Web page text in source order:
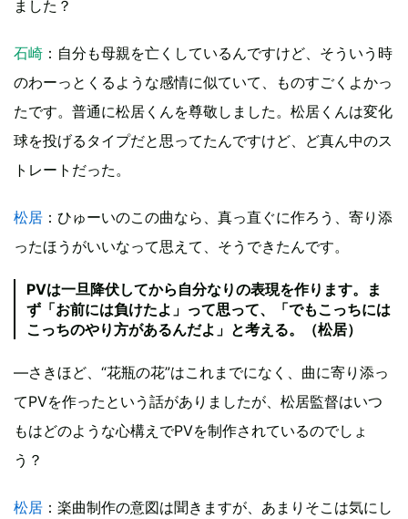
ました？
石崎 ：自分も母親を亡くしているんですけど、そういう時
のわーっとくるような感情に似ていて、ものすごくよかっ
たです。普通に松居くんを尊敬しました。松居くんは変化
球を投げるタイプだと思ってたんですけど、ど真ん中のス
トレートだった。
松居 ：ひゅーいのこの曲なら、真っ直ぐに作ろう、寄り添
ったほうがいいなって思えて、そうできたんです。
PVは一旦降伏してから自分なりの表現を作ります。ま
ず「お前には負けたよ」って思って、「でもこっちには
こっちのやり方があるんだよ」と考える。（松居）
―さきほど、“花瓶の花”はこれまでになく、曲に寄り添っ
てPVを作ったという話がありましたが、松居監督はいつ
もはどのような心構えでPVを制作されているのでしょ
う？
松居 ：楽曲制作の意図は聞きますが、あまりそこは気にし